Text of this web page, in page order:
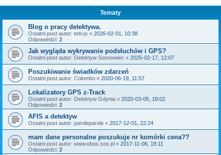
Tematy
Blog o pracy detektywa.
Ostatni post autor: tetrus « 2026-02-01, 10:38
Odpowiedzi: 2
Jak wygląda wykrywanie podsłuchów i GPS?
Ostatni post autor: Detektyw Sosnowiec « 2025-02-17, 12:07
Poszukiwanie świadków zdarzeń
Ostatni post autor: Colombo « 2020-06-19, 11:57
Lokalizatory GPS z-Track
Ostatni post autor: Detektyw Gdynia « 2020-03-05, 18:02
Odpowiedzi: 2
AFIS a detektyw
Ostatni post autor: paroleparole « 2017-12-01, 22:24
mam dane personalne poszukuje nr komórki cena??
Ostatni post autor: www.obos.sos.pl « 2017-11-06, 18:11
Odpowiedzi: 2